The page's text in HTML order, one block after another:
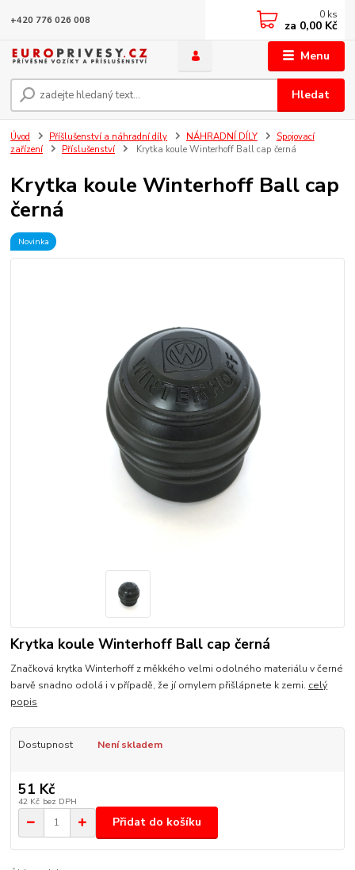
Menu
Hledat
+420 776 026 008 0 ks
za 0,00 Kč
Úvod Příšlušenství a náhradní díly NÁHRADNÍ DÍLY
Spojovací
zařízení
Příslušenství Krytka koule Winterhoff Ball cap černá
Krytka koule Winterhoff Ball cap
černá
Novinka
Krytka koule Winterhoff Ball cap černá
Značková krytka Winterhoff z měkkého velmi odolného materiálu v černé
barvě snadno odolá i v případě, že jí omylem přišlápnete k zemi. celý
popis
Dostupnost Není skladem
51 Kč
42 Kč bez DPH
Přidat do košíku